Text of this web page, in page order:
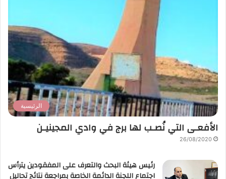
الرئيسية
الأفعـى التي نُصـب لها برج في وادي المجينيـن
26/08/2020
رئيس هيئة البحث والتعرف على المفقودين يترأس
اجتماع اللجنة الدائمة الخاصة بمراجعة نتائج تحاليل